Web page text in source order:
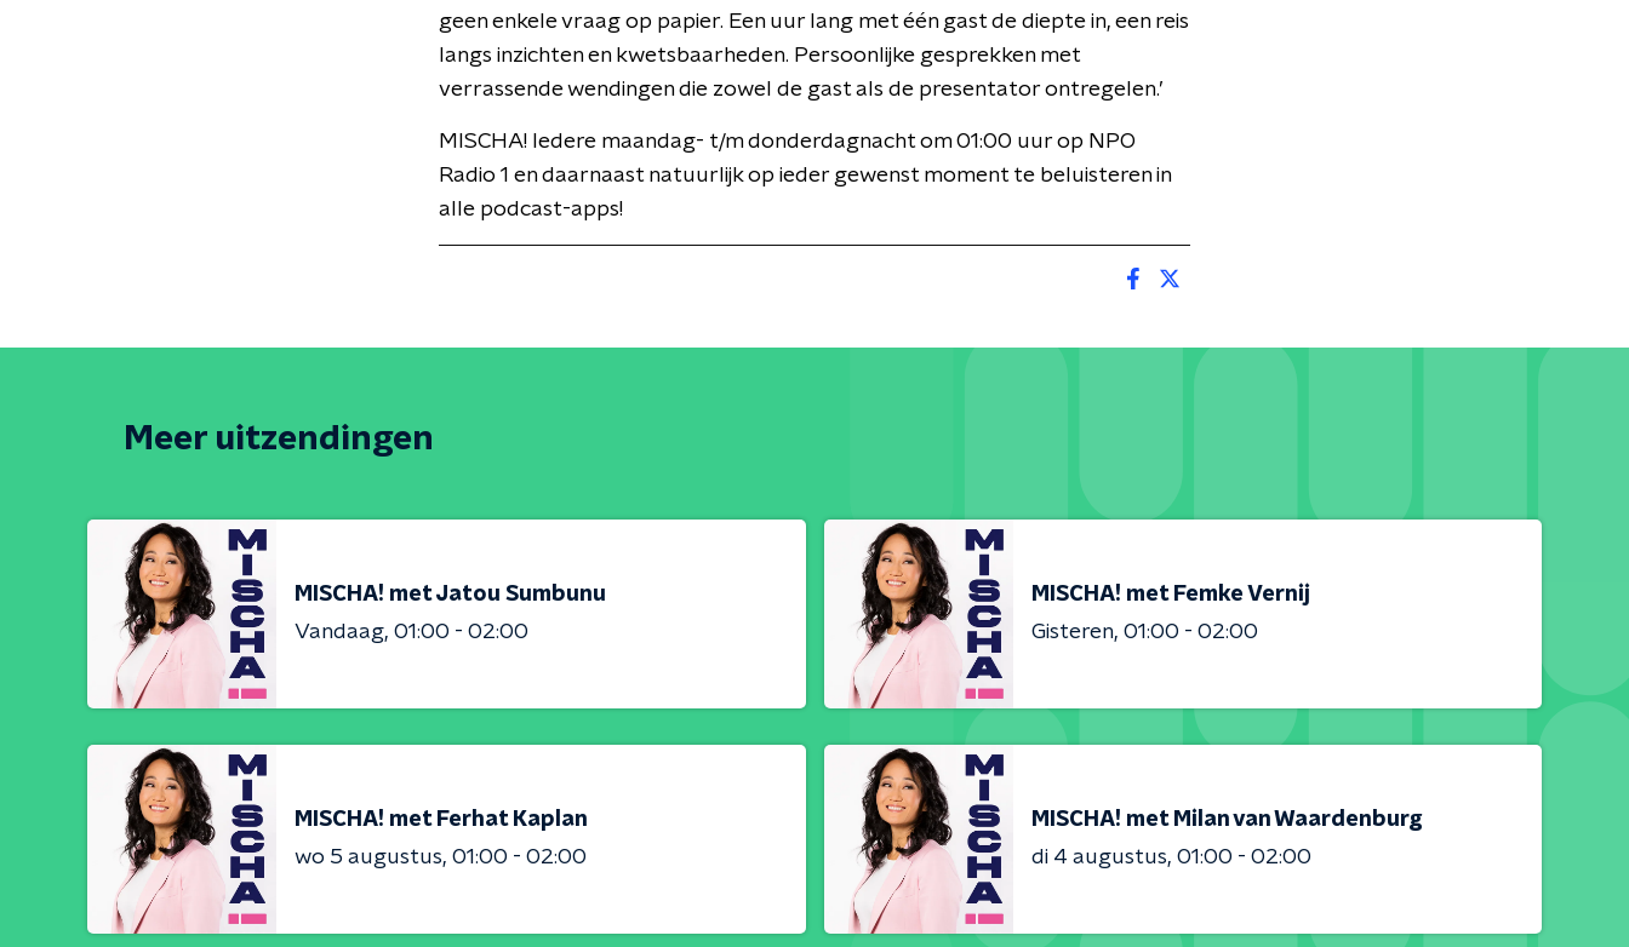
geen enkele vraag op papier. Een uur lang met één gast de diepte in, een reis
langs inzichten en kwetsbaarheden. Persoonlijke gesprekken met
verrassende wendingen die zowel de gast als de presentator ontregelen.’
MISCHA! Iedere maandag- t/m donderdagnacht om 01:00 uur op NPO
Radio 1 en daarnaast natuurlijk op ieder gewenst moment te beluisteren in
alle podcast-apps!
Meer uitzendingen
MISCHA! met Jatou Sumbunu
Vandaag 01:00 - 02:00
MISCHA! met Femke Vernij
Gisteren 01:00 - 02:00
MISCHA! met Ferhat Kaplan
wo 5 augustus 01:00 - 02:00
MISCHA! met Milan van Waardenburg
di 4 augustus 01:00 - 02:00